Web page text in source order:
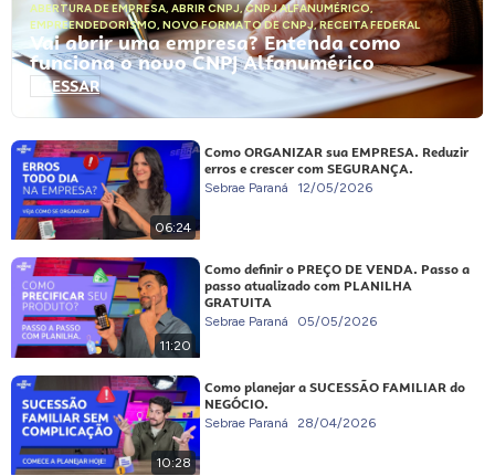
ABERTURA DE EMPRESA, ABRIR CNPJ,CNPJ ALFANUMÉRICO,
EMPREENDEDORISMO, NOVO FORMATO DE CNPJ,RECEITA FEDERAL
Vai abrir uma empresa? Entenda como
funciona o novo CNPJ Alfanumérico
ACESSAR
06:24
Como ORGANIZAR sua EMPRESA. Reduzir
erros e crescer com SEGURANÇA.
Sebrae Paraná 12/05/2026
11:20
Como definir o PREÇO DE VENDA. Passo a
passo atualizado com PLANILHA
GRATUITA
Sebrae Paraná 05/05/2026
10:28
Como planejar a SUCESSÃO FAMILIAR do
NEGÓCIO.
Sebrae Paraná 28/04/2026